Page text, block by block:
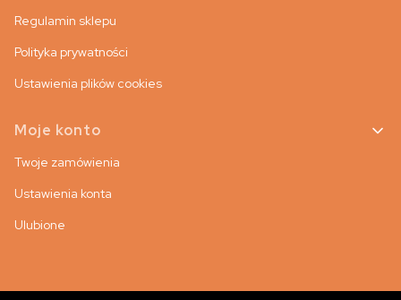
Regulamin sklepu
Polityka prywatności
Ustawienia plików cookies
Moje konto
Twoje zamówienia
Ustawienia konta
Ulubione